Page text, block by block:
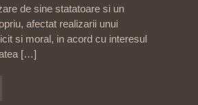
de sine statatoare si un
afectat realizarii unui
si moral, in acord cu interesul
[…]